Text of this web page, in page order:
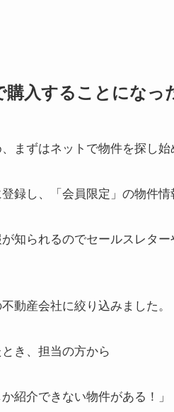
入することになっ
まずはネットで物件を探し始
録し、「会員限定」の物件情
知られるのでセールスレタ
動産会社に絞り込みました。
き、担当の方から
紹介できない物件がある！」